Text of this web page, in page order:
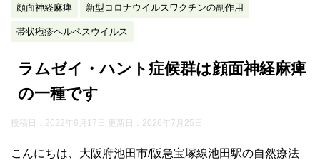
顔面神経麻痺 新型コロナウイルスワクチンの副作用
帯状疱疹ヘルペスウイルス
ラムゼイ・ハント症候群は顔面神経麻痺
の一種です
投稿日：2022年6月17日 更新日： 2026年7月25日
こんにちは、大阪府池田市/阪急宝塚線池田駅の自然療法